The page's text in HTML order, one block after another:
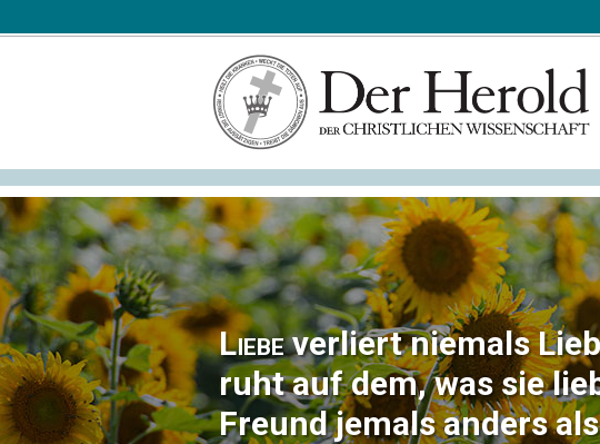
Liebeverliert niemals
ruht auf dem, was sie
Freund jemals anders